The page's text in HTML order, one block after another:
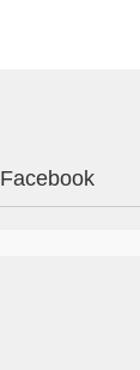
Facebook